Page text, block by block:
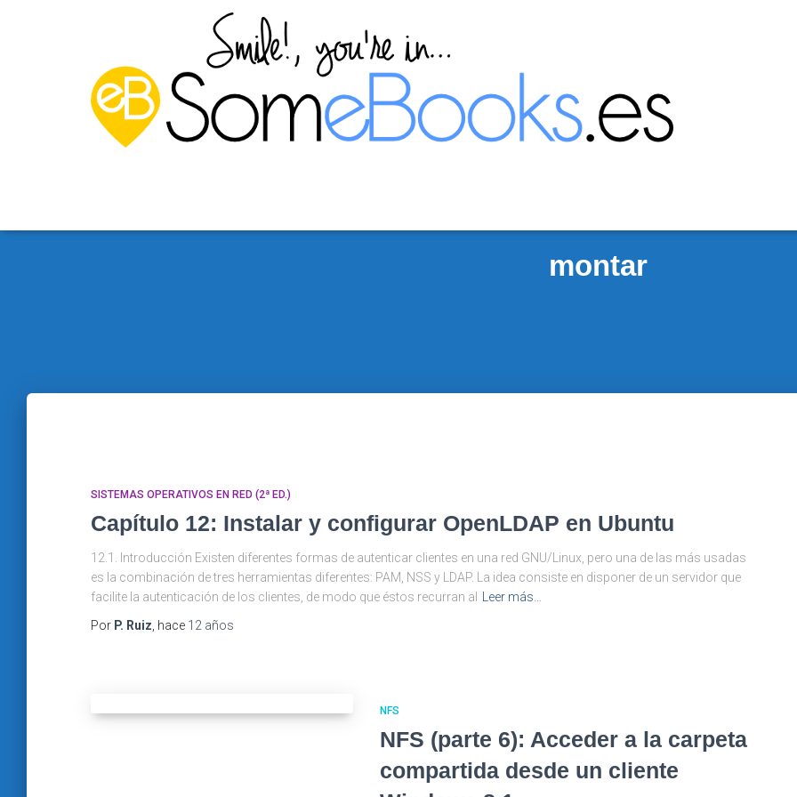
montar
SISTEMAS OPERATIVOS EN RED (2ª ED.)
Capítulo 12: Instalar y configurar OpenLDAP en Ubuntu
12.1. Introducción Existen diferentes formas de autenticar clientes en una red GNU/Linux, pero una de las más usadas
es la combinación de tres herramientas diferentes: PAM, NSS y LDAP. La idea consiste en disponer de un servidor que
facilite la autenticación de los clientes, de modo que éstos recurran al
Leer más…
Por P. Ruiz, hace 12 años
NFS
NFS (parte 6): Acceder a la carpeta
compartida desde un cliente